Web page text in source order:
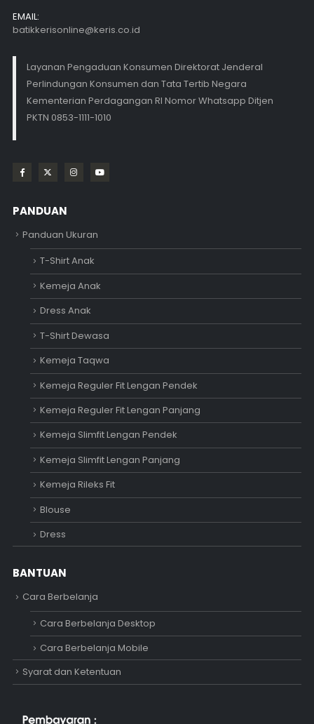
EMAIL:
batikkerisonline@keris.co.id
Layanan Pengaduan Konsumen Direktorat Jenderal
Perlindungan Konsumen dan Tata Tertib Negara
Kementerian Perdagangan RI Nomor Whatsapp Ditjen
PKTN 0853-1111-1010
PANDUAN
Panduan Ukuran
T-Shirt Anak
Kemeja Anak
Dress Anak
T-Shirt Dewasa
Kemeja Taqwa
Kemeja Reguler Fit Lengan Pendek
Kemeja Reguler Fit Lengan Panjang
Kemeja Slimfit Lengan Pendek
Kemeja Slimfit Lengan Panjang
Kemeja Rileks Fit
Blouse
Dress
BANTUAN
Cara Berbelanja
Cara Berbelanja Desktop
Cara Berbelanja Mobile
Syarat dan Ketentuan